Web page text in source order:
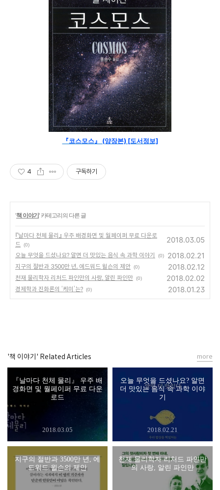
『코스모스』 (양장본) [도서정보]
4 구독하기
'책 이야기' 카테고리의 다른 글
『날마다 천체 물리』 우주 배경화면 및 월페이퍼 무료 다운로
드
(0)
2018.03.05
오늘 무엇을 드셨나요? 알면 더 맛있는 음식 속 과학 이야기 (0) 2018.02.21
지구의 절반과 3500만 년, 에드워드 윌슨의 제안 (0) 2018.02.12
천재 물리학자 리처드 파인만의 사랑, 알린 파인만 (0) 2018.02.02
경제학과 진화론의 ‘케미’는? (0) 2018.01.23
'책 이야기' Related Articles
『날마다 천체 물리』 우주 배
경화면 및 월페이퍼 무료 다운
로드
2018.03.05
오늘 무엇을 드셨나요? 알면
더 맛있는 음식 속 과학 이야
기
2018.02.21
지구의 절반과 3500만 년, 에
드워드 윌슨의 제안
천재 물리학자 리처드 파인만
의 사랑, 알린 파인만
more